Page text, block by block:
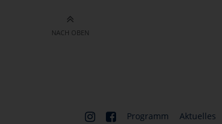
NACH OBEN
Programm Aktuelles